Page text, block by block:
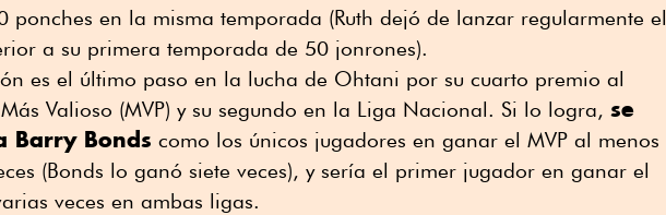
ponches en la misma temporada (Ruth dejó de lanzar regularmente el
a su primera temporada de 50 jonrones).
es el último paso en la lucha de Ohtani por su cuarto premio al
Valioso (MVP) y su segundo en la Liga Nacional. Si lo logra, se
Barry Bonds como los únicos jugadores en ganar el MVP al menos
(Bonds lo ganó siete veces), y sería el primer jugador en ganar el
veces en ambas ligas.